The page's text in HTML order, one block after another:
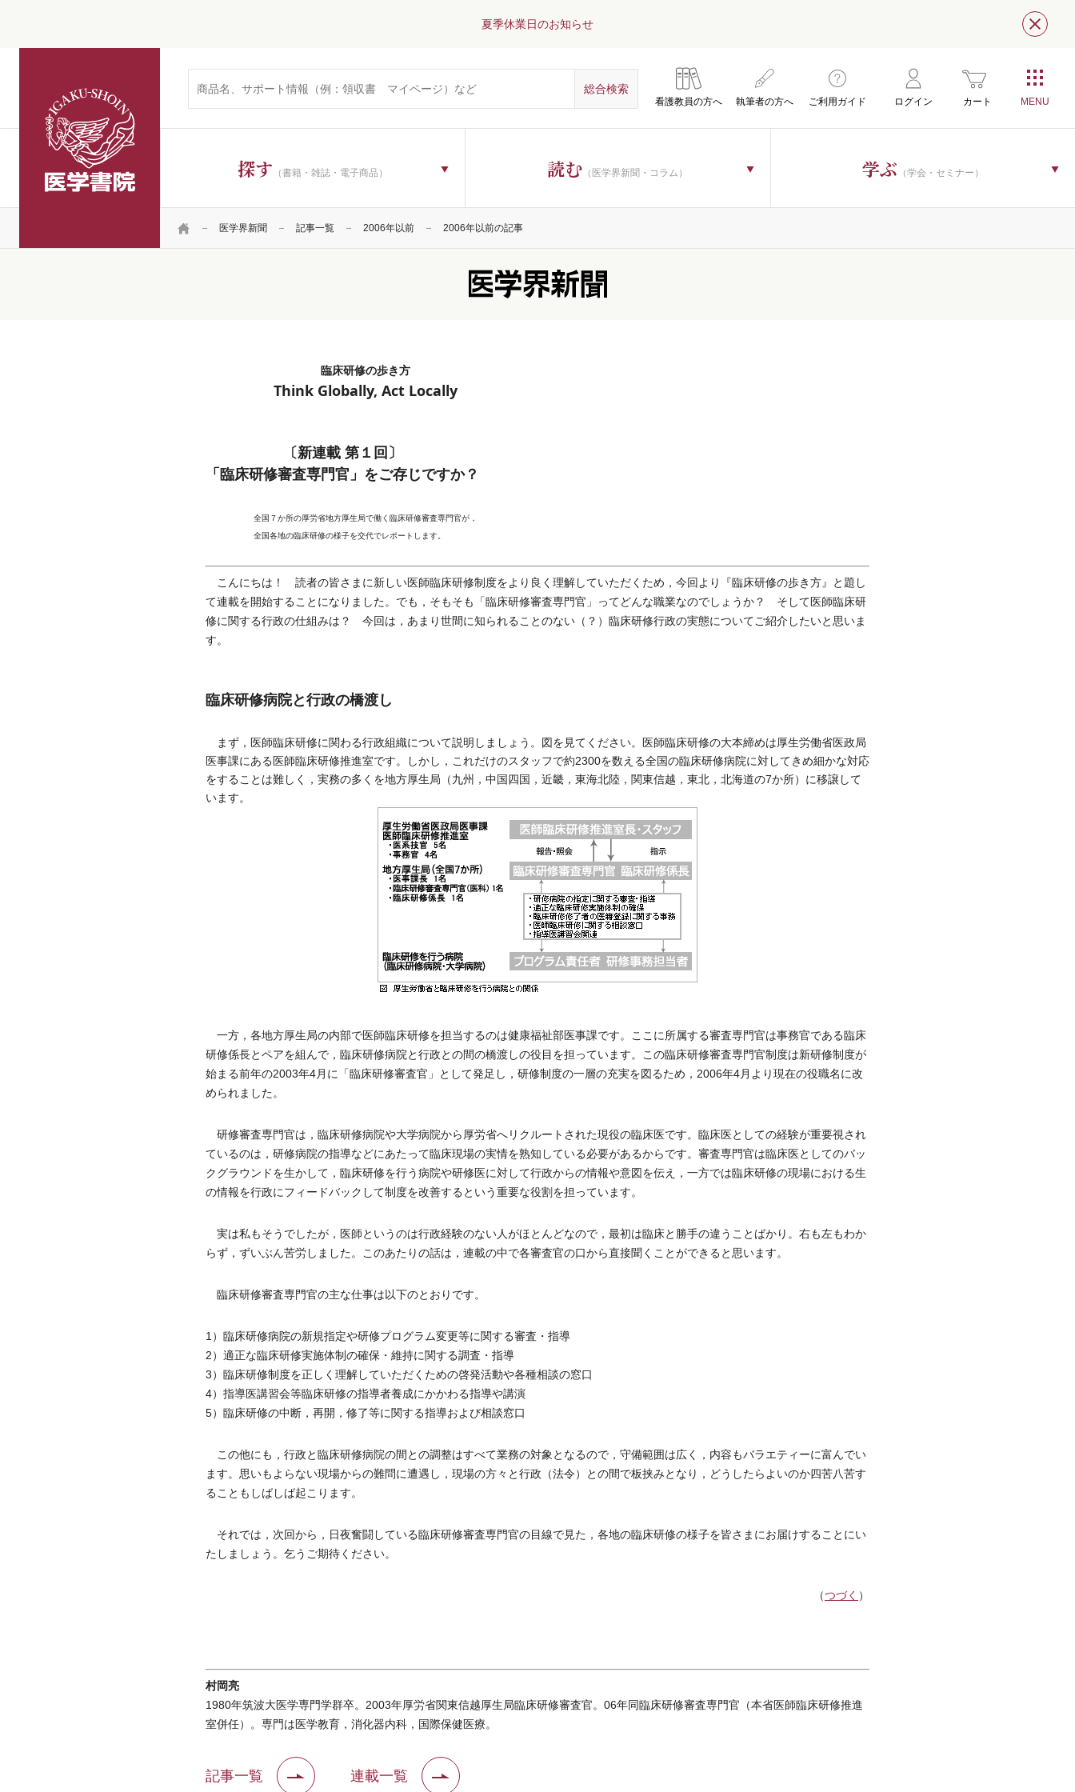
夏季休業日のお知らせ 閉じ
看護教員の方へ 執筆者の方へ ご利用ガイド ログイン カート
探す （書籍・雑誌・電子商品） 読む （医学界新聞・コラム） 学ぶ （学会・セミナー）
HOME 医学界新聞 記事一覧 2006年以前 2006年以前の記事
臨床研修の歩き方
Think Globally, Act Locally
〔新連載 第１回〕
「臨床研修審査専門官」をご存じですか？
全国７か所の厚労省地方厚生局で働く臨床研修審査専門官が，
全国各地の臨床研修の様子を交代でレポートします。
こんにちは！ 読者の皆さまに新しい医師臨床研修制度をより良く理解していただくため，今回より『臨床研修の歩き方』と題し
て連載を開始することになりました。でも，そもそも「臨床研修審査専門官」ってどんな職業なのでしょうか？ そして医師臨床研
修に関する行政の仕組みは？ 今回は，あまり世間に知られることのない（？）臨床研修行政の実態についてご紹介したいと思いま
す。
臨床研修病院と行政の橋渡し
まず，医師臨床研修に関わる行政組織について説明しましょう。図を見てください。医師臨床研修の大本締めは厚生労働省医政局
医事課にある医師臨床研修推進室です。しかし，これだけのスタッフで約2300を数える全国の臨床研修病院に対してきめ細かな対応
をすることは難しく，実務の多くを地方厚生局（九州，中国四国，近畿，東海北陸，関東信越，東北，北海道の7か所）に移譲して
います。
一方，各地方厚生局の内部で医師臨床研修を担当するのは健康福祉部医事課です。ここに所属する審査専門官は事務官である臨床
研修係長とペアを組んで，臨床研修病院と行政との間の橋渡しの役目を担っています。この臨床研修審査専門官制度は新研修制度が
始まる前年の2003年4月に「臨床研修審査官」として発足し，研修制度の一層の充実を図るため，2006年4月より現在の役職名に改
められました。
研修審査専門官は，臨床研修病院や大学病院から厚労省へリクルートされた現役の臨床医です。臨床医としての経験が重要視され
ているのは，研修病院の指導などにあたって臨床現場の実情を熟知している必要があるからです。審査専門官は臨床医としてのバッ
クグラウンドを生かして，臨床研修を行う病院や研修医に対して行政からの情報や意図を伝え，一方では臨床研修の現場における生
の情報を行政にフィードバックして制度を改善するという重要な役割を担っています。
実は私もそうでしたが，医師というのは行政経験のない人がほとんどなので，最初は臨床と勝手の違うことばかり。右も左もわか
らず，ずいぶん苦労しました。このあたりの話は，連載の中で各審査官の口から直接聞くことができると思います。
臨床研修審査専門官の主な仕事は以下のとおりです。
1）臨床研修病院の新規指定や研修プログラム変更等に関する審査・指導
2）適正な臨床研修実施体制の確保・維持に関する調査・指導
3）臨床研修制度を正しく理解していただくための啓発活動や各種相談の窓口
4）指導医講習会等臨床研修の指導者養成にかかわる指導や講演
5）臨床研修の中断，再開，修了等に関する指導および相談窓口
この他にも，行政と臨床研修病院の間との調整はすべて業務の対象となるので，守備範囲は広く，内容もバラエティーに富んでい
ます。思いもよらない現場からの難問に遭遇し，現場の方々と行政（法令）との間で板挟みとなり，どうしたらよいのか四苦八苦す
ることもしばしば起こります。
それでは，次回から，日夜奮闘している臨床研修審査専門官の目線で見た，各地の臨床研修の様子を皆さまにお届けすることにい
たしましょう。乞うご期待ください。
（つづく ）
村岡亮
1980年筑波大医学専門学群卒。2003年厚労省関東信越厚生局臨床研修審査官。06年同臨床研修審査専門官（本省医師臨床研修推進
室併任）。専門は医学教育，消化器内科，国際保健医療。
記事一覧 連載一覧